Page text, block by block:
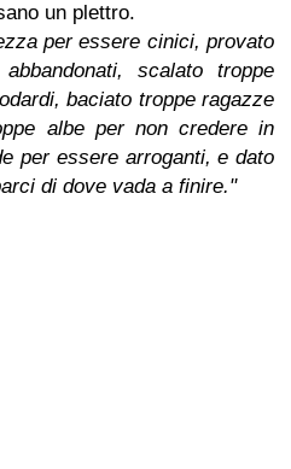
un plettro.
per essere cinici, provato
scalato troppe
baciato troppe ragazze
albe per non credere in
per essere arroganti,e dato
di dove vada a finire."